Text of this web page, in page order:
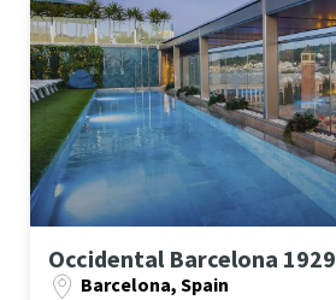
Occidental Barcelona 1929
Barcelona, Spain